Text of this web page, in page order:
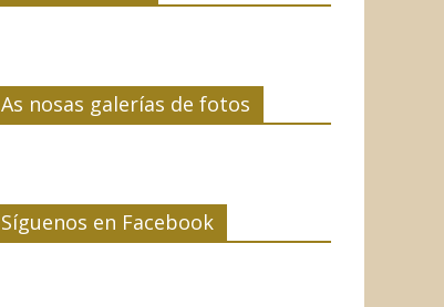
As nosas galerías de fotos
Síguenos en Facebook